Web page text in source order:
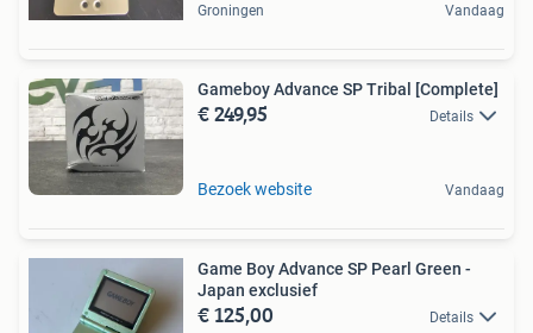
Groningen Vandaag
Gameboy Advance SP Tribal [Complete]
€ 249,95 Details
Bezoek website Vandaag
Game Boy Advance SP Pearl Green -
Japan exclusief
€ 125,00 Details